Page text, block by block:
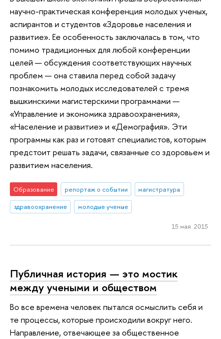
научно-практическая конференция молодых ученых,
аспирантов и студентов «Здоровье населения и
развитие». Ее особенность заключалась в том, что
помимо традиционных для любой конференции
целей — обсуждения соответствующих научных
проблем — она ставила перед собой задачу
познакомить молодых исследователей с тремя
вышкинскими магистерскими программами —
«Управление и экономика здравоохранения»,
«Население и развитие» и «Демография». Эти
программы как раз и готовят специалистов, которым
предстоит решать задачи, связанные со здоровьем и
развитием населения.
Образование репортаж о событии
магистратура
здравоохранение
молодые ученые
15 мая 2015
Публичная история — это мостик
между учеными и обществом
Во все времена человек пытался осмыслить себя и
те процессы, которые происходили вокруг него.
Направление, отвечающее за общественное